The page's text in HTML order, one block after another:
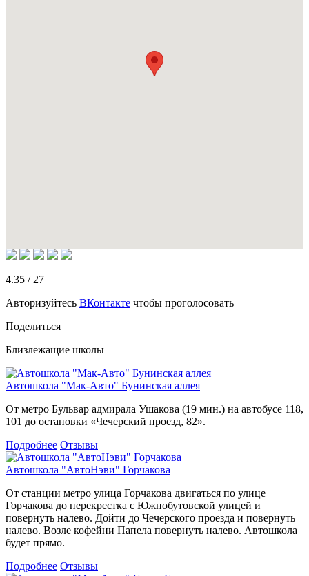
4.35 / 27
Авторизуйтесь ВКонтакте чтобы проголосовать
Поделиться
Близлежащие школы
Автошкола "Мак-Авто" Бунинская аллея
От метро Бульвар адмирала Ушакова (19 мин.) на автобусе 118,
101 до остановки «Чечерский проезд, 82».
Подробнее Отзывы
Автошкола "АвтоНэви" Горчакова
От станции метро улица Горчакова двигаться по улице
Горчакова до перекрестка с Южнобутовской улицей и
повернуть налево. Дойти до Чечерского проезда и повернуть
налево. Возле кофейни Папела повернуть налево. Автошкола
будет прямо.
Подробнее Отзывы